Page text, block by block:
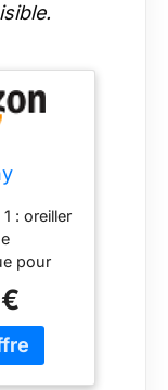
la
en
de
: oreiller
pour
le côté